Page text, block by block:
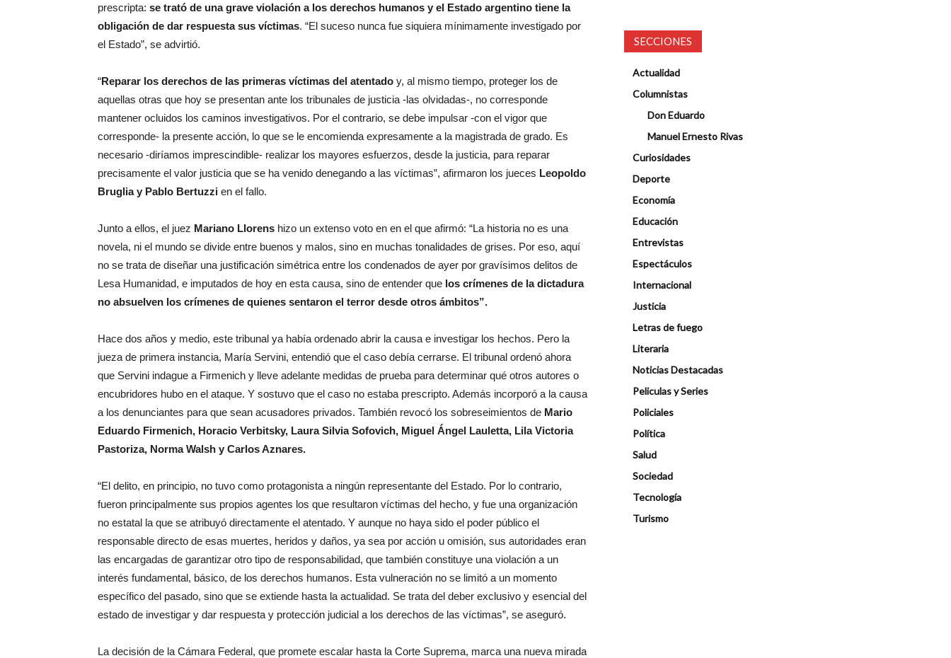
prescripta: se trató de una grave violación a los derechos humanos y el Estado argentino tiene la
obligación de dar respuesta sus víctimas. “El suceso nunca fue siquiera mínimamente investigado por
el Estado”, se advirtió.
“Reparar los derechos de las primeras víctimas del atentado y, al mismo tiempo, proteger los de
aquellas otras que hoy se presentan ante los tribunales de justicia -las olvidadas-, no corresponde
mantener ocluidos los caminos investigativos. Por el contrario, se debe impulsar -con el vigor que
corresponde- la presente acción, lo que se le encomienda expresamente a la magistrada de grado. Es
necesario -diríamos imprescindible- realizar los mayores esfuerzos, desde la justicia, para reparar
precisamente el valor justicia que se ha venido denegando a las víctimas”, afirmaron los jueces Leopoldo
Bruglia y Pablo Bertuzzi en el fallo.
Junto a ellos, el juez Mariano Llorens hizo un extenso voto en en el que afirmó: “La historia no es una
novela, ni el mundo se divide entre buenos y malos, sino en muchas tonalidades de grises. Por eso, aquí
no se trata de diseñar una justificación simétrica entre los condenados de ayer por gravísimos delitos de
Lesa Humanidad, e imputados de hoy en esta causa, sino de entender que los crímenes de la dictadura
no absuelven los crímenes de quienes sentaron el terror desde otros ámbitos”.
Hace dos años y medio, este tribunal ya había ordenado abrir la causa e investigar los hechos. Pero la
jueza de primera instancia, María Servini, entendió que el caso debía cerrarse. El tribunal ordenó ahora
que Servini indague a Firmenich y lleve adelante medidas de prueba para determinar qué otros autores o
encubridores hubo en el ataque. Y sostuvo que el caso no estaba prescripto. Además incorporó a la causa
a los denunciantes para que sean acusadores privados. También revocó los sobreseimientos de Mario
Eduardo Firmenich, Horacio Verbitsky, Laura Silvia Sofovich, Miguel Ángel Lauletta, Lila Victoria
Pastoriza, Norma Walsh y Carlos Aznares.
“El delito, en principio, no tuvo como protagonista a ningún representante del Estado. Por lo contrario,
fueron principalmente sus propios agentes los que resultaron víctimas del hecho, y fue una organización
no estatal la que se atribuyó directamente el atentado. Y aunque no haya sido el poder público el
responsable directo de esas muertes, heridos y daños, ya sea por acción u omisión, sus autoridades eran
las encargadas de garantizar otro tipo de responsabilidad, que también constituye una violación a un
interés fundamental, básico, de los derechos humanos. Esta vulneración no se limitó a un momento
específico del pasado, sino que se extiende hasta la actualidad. Se trata del deber exclusivo y esencial del
estado de investigar y dar respuesta y protección judicial a los derechos de las víctimas”, se aseguró.
La decisión de la Cámara Federal, que promete escalar hasta la Corte Suprema, marca una nueva mirada
SECCIONES
Actualidad
Columnistas
Don Eduardo
Manuel Ernesto Rivas
Curiosidades
Deporte
Economía
Educación
Entrevistas
Espectáculos
Internacional
Justicia
Letras de fuego
Literaria
Noticias Destacadas
Peliculas y Series
Policiales
Política
Salud
Sociedad
Tecnología
Turismo